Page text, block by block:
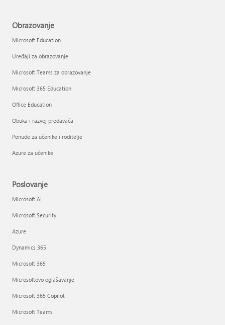
Obrazovanje
Microsoft Education
Uređaji za obrazovanje
Microsoft Teams za obrazovanje
Microsoft 365 Education
Office Education
Obuka i razvoj predavača
Ponude za učenike i roditelje
Azure za učenike
Poslovanje
Microsoft AI
Microsoft Security
Azure
Dynamics 365
Microsoft 365
Microsoftovo oglašavanje
Microsoft 365 Copilot
Microsoft Teams